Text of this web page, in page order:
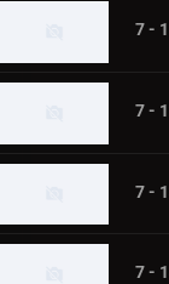
7 -
7 -
7 -
7 -